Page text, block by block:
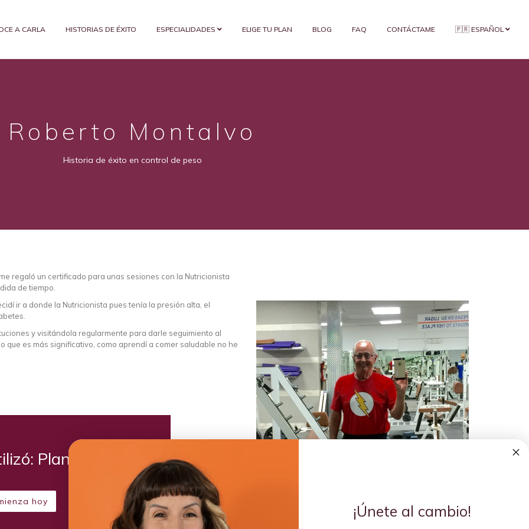
A CARLA HISTORIAS DE ÉXITO ESPECIALIDADES ELIGE TU PLAN BLOG FAQ CONTÁCTAME 🇵🇷 ESPAÑOL
Roberto Montalvo
Historia de éxito en control de peso
regaló un certificado para unas sesiones con la Nutricionista
de tiempo.
ir a donde la Nutricionista pues tenía la presión alta, el
y visitándola regularmente para darle seguimiento al
es más significativo, como aprendí a comer saludable no he
Plan Coco
hoy
¡Únete al cambio!